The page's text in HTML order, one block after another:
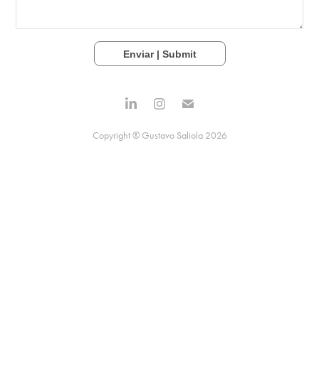
Enviar | Submit
Copyright ® Gustavo Saliola 2026